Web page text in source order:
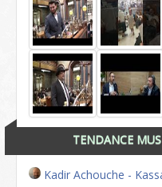
TENDANCE
Kadir Achouche -